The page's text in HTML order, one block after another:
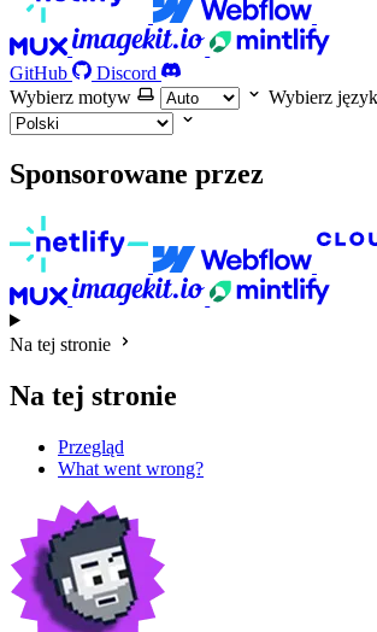
GitHub
Discord
Wybierz motyw
Wybierz język
Sponsorowane przez
Na tej stronie
Na tej stronie
Przegląd
What went wrong?